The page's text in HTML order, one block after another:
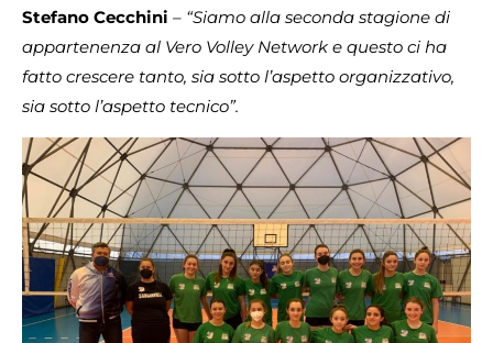
Stefano Cecchini – “Siamo alla seconda stagione di
appartenenza al Vero Volley Network e questo ci ha
fatto crescere tanto, sia sotto l’aspetto organizzativo,
sia sotto l’aspetto tecnico”.